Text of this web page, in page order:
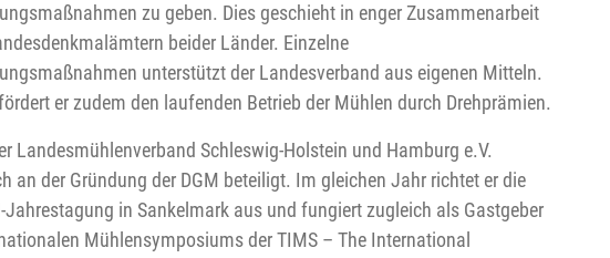
zu geben. Dies geschieht in enger Zusammenarbeit
beider Länder. Einzelne
unterstützt der Landesverband aus eigenen Mitteln.
er zudem den laufenden Betrieb der Mühlen durch Drehprämien.
Landesmühlenverband Schleswig-Holstein und Hamburg e.V.
an der Gründung der DGM beteiligt. Im gleichen Jahr richtet er die
Jahrestagung in Sankelmark aus und fungiert zugleich als Gastgeber
Mühlensymposiums der TIMS – The International